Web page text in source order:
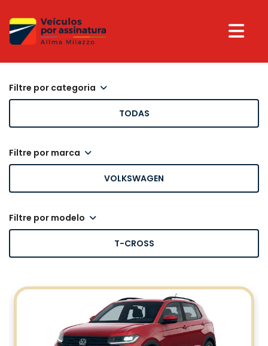
filtre por categoria
TODAS
filtre por marca
VOLKSWAGEN
filtre por modelo
T-CROSS